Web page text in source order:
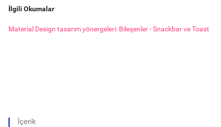
İlgili Okumalar
Material Design tasarım yönergeleri: Bileşenler - Snackbar ve Toast
İçerik